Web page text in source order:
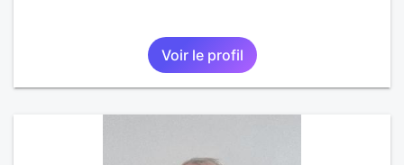
Voir le profil